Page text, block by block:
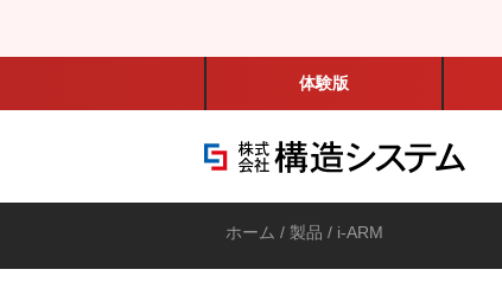
体験版
ホーム / 製品 / i-ARM